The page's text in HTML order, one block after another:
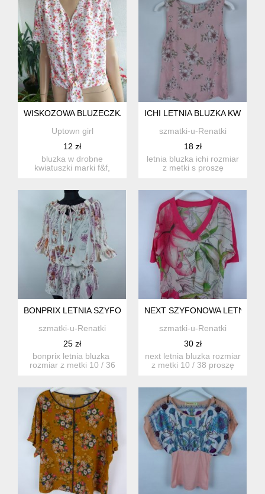
WISKOZOWA BLUZECZKA F&F
Uptown girl
12 zł
bluzka w drobne
kwiatuszki marki f&f,
ICHI LETNIA BLUZKA KWIATY
szmatki-u-Renatki
18 zł
letnia bluzka ichi rozmiar
z metki s proszę
BONPRIX LETNIA SZYFONOWA BLUZKA 10 / 36
szmatki-u-Renatki
25 zł
bonprix letnia bluzka
rozmiar z metki 10 / 36
NEXT SZYFONOWA LETNIA
szmatki-u-Renatki
30 zł
next letnia bluzka rozmiar
z metki 10 / 38 proszę